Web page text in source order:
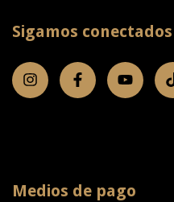
Sigamos conectados
Medios de pago